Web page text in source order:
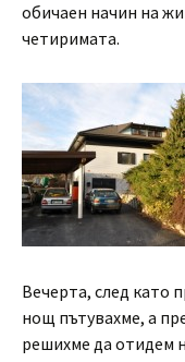
обичаен начин на
четиримата.
Вечерта, след като
нощ пътувахме, а
решихме да отидем